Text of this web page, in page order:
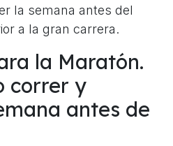
la semana antes del
a la gran carrera.
la Maratón.
correr y
antes de